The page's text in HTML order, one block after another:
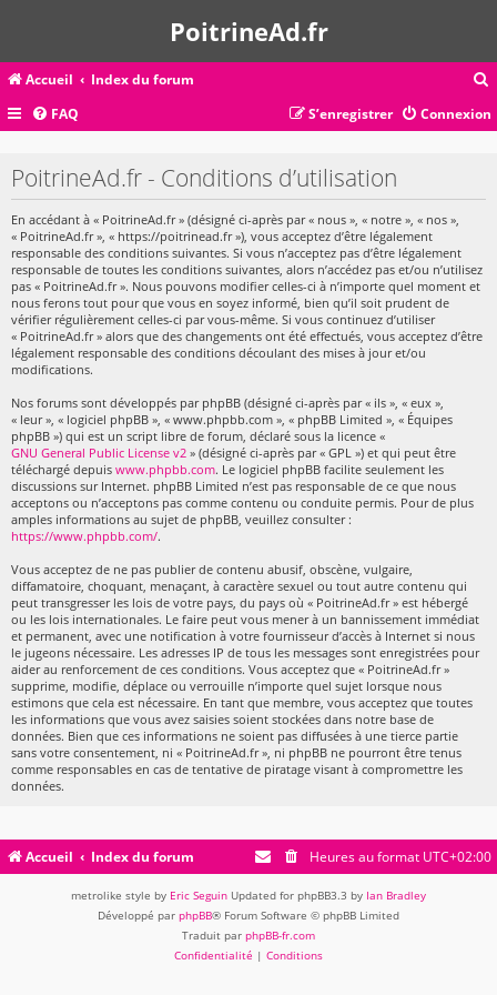
PoitrineAd.fr
Accueil Index du forum
c
FAQ Connexion
S’enregistrer
PoitrineAd.fr - Conditions d’utilisation
En accédant à « PoitrineAd.fr » (désigné ci-après par « nous », « notre », « nos »,
« PoitrineAd.fr », « https://poitrinead.fr »), vous acceptez d’être légalement
responsable des conditions suivantes. Si vous n’acceptez pas d’être légalement
responsable de toutes les conditions suivantes, alors n’accédez pas et/ou n’utilisez
pas « PoitrineAd.fr ». Nous pouvons modifier celles-ci à n’importe quel moment et
nous ferons tout pour que vous en soyez informé, bien qu’il soit prudent de
vérifier régulièrement celles-ci par vous-même. Si vous continuez d’utiliser
« PoitrineAd.fr » alors que des changements ont été effectués, vous acceptez d’être
légalement responsable des conditions découlant des mises à jour et/ou
modifications.
Nos forums sont développés par phpBB (désigné ci-après par « ils », « eux »,
« leur », « logiciel phpBB », « www.phpbb.com », « phpBB Limited », « Équipes
phpBB ») qui est un script libre de forum, déclaré sous la licence «
GNU General Public License v2 » (désigné ci-après par « GPL ») et qui peut être
téléchargé depuis www.phpbb.com. Le logiciel phpBB facilite seulement les
discussions sur Internet. phpBB Limited n’est pas responsable de ce que nous
acceptons ou n’acceptons pas comme contenu ou conduite permis. Pour de plus
amples informations au sujet de phpBB, veuillez consulter :
https://www.phpbb.com/.
Vous acceptez de ne pas publier de contenu abusif, obscène, vulgaire,
diffamatoire, choquant, menaçant, à caractère sexuel ou tout autre contenu qui
peut transgresser les lois de votre pays, du pays où « PoitrineAd.fr » est hébergé
ou les lois internationales. Le faire peut vous mener à un bannissement immédiat
et permanent, avec une notification à votre fournisseur d’accès à Internet si nous
le jugeons nécessaire. Les adresses IP de tous les messages sont enregistrées pour
aider au renforcement de ces conditions. Vous acceptez que « PoitrineAd.fr »
supprime, modifie, déplace ou verrouille n’importe quel sujet lorsque nous
estimons que cela est nécessaire. En tant que membre, vous acceptez que toutes
les informations que vous avez saisies soient stockées dans notre base de
données. Bien que ces informations ne soient pas diffusées à une tierce partie
sans votre consentement, ni « PoitrineAd.fr », ni phpBB ne pourront être tenus
comme responsables en cas de tentative de piratage visant à compromettre les
données.
Accueil Index du forum Heures au format UTC+02:00
metrolike style by Eric Seguin Updated for phpBB3.3 by Ian Bradley
Développé par phpBB® Forum Software © phpBB Limited
Traduit par phpBB-fr.com
Confidentialité | Conditions